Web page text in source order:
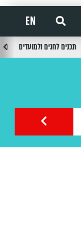
EN
תכנים לחגים ולמועדים